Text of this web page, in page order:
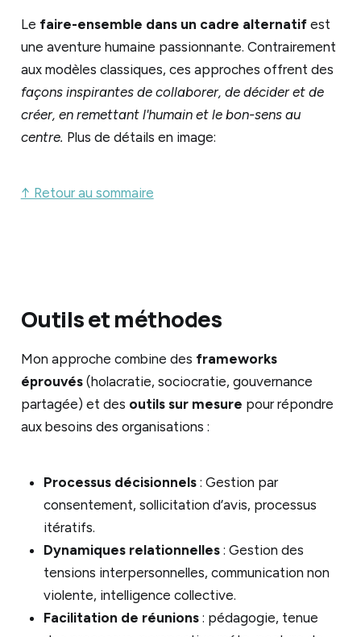
Le faire-ensemble dans un cadre alternatif est
une aventure humaine passionnante. Contrairement
aux modèles classiques, ces approches offrent des
façons inspirantes de collaborer, de décider et de
créer, en remettant l'humain et le bon-sens au
centre. Plus de détails en image:
↑ Retour au sommaire
Outils et méthodes
Mon approche combine des frameworks
éprouvés(holacratie, sociocratie, gouvernance
partagée) et des outils sur mesure pour répondre
aux besoins des organisations :
Processus décisionnels: Gestion par
consentement, sollicitation d’avis, processus
itératifs.
Dynamiques relationnelles: Gestion des
tensions interpersonnelles, communication non
violente, intelligence collective.
Facilitation de réunions: pédagogie, tenue